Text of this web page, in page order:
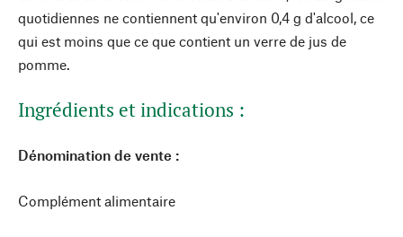
quotidiennes ne contiennent qu'environ 0,4 g d'alcool, ce
qui est moins que ce que contient un verre de jus de
pomme.
Ingrédients et indications :
Dénomination de vente :
Complément alimentaire